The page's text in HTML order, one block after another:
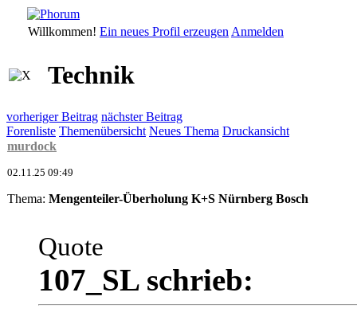
Willkommen! Ein neues Profil erzeugen Anmelden
Technik
vorheriger Beitrag nächster Beitrag
Forenliste Themenübersicht Neues Thema Druckansicht
murdock
02.11.25 09:49
Thema: Mengenteiler-Überholung K+S Nürnberg Bosch
Quote
107_SL schrieb: